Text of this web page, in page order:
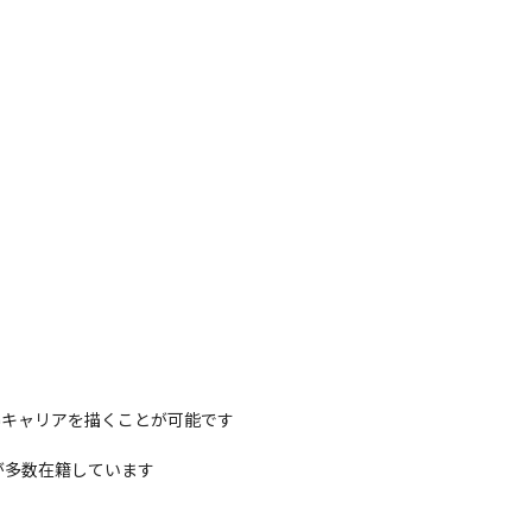
ャリアを描くことが可能です
数在籍しています